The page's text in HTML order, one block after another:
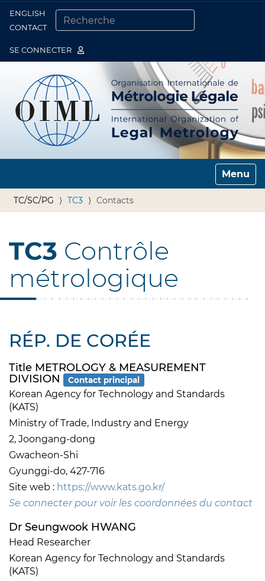
ENGLISH
CONTACT
SE CONNECTER
Toggle
TC/SC/PG TC3 Contacts
TC3 Contrôle
métrologique
RÉP. DE CORÉE
Title METROLOGY & MEASUREMENT
DIVISION
Contact principal
Korean Agency for Technology and Standards
(KATS)
Ministry of Trade, Industry and Energy
2, Joongang-dong
Gwacheon-Shi
Gyunggi-do, 427-716
Site web : https://www.kats.go.kr/
Se connecter pour voir les coordonnées du contact
Dr Seungwook HWANG
Head Researcher
Korean Agency for Technology and Standards
(KATS)